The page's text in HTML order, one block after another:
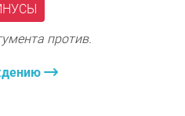
против.